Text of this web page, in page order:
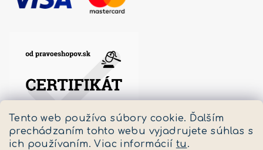
Tento web používa súbory cookie. Ďalším
prechádzaním tohto webu vyjadrujete súhlas s
ich používaním. Viac informácií tu .